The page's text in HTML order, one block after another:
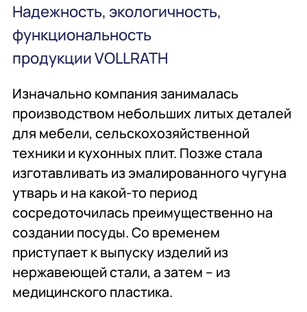
Надежность, экологичность,
функциональность
продукции VOLLRATH
Изначально компания занималась
производством небольших литых деталей
для мебели, сельскохозяйственной
техники и кухонных плит. Позже стала
изготавливать из эмалированного чугуна
утварь и на какой-то период
сосредоточилась преимущественно на
создании посуды. Со временем
приступает к выпуску изделий из
нержавеющей стали, а затем – из
медицинского пластика.